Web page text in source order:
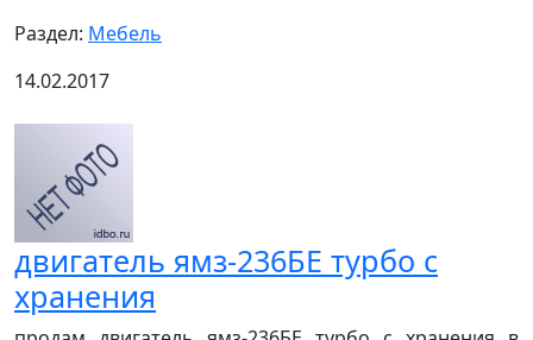
Раздел: Мебель
14.02.2017
двигатель ямз-236БЕ турбо с
хранения